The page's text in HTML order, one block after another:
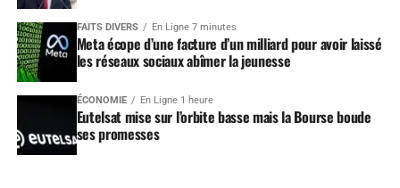
FAITS DIVERS En Ligne 7 minutes
Meta écope d’une facture d’un milliard pour avoir laissé
les réseaux sociaux abîmer la jeunesse
ÉCONOMIE En Ligne 1 heure
Eutelsat mise sur l’orbite basse mais la Bourse boude
ses promesses